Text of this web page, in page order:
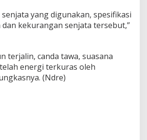
yang digunakan, spesifikasi
kekurangan senjata tersebut,”
terjalin, canda tawa, suasana
energi terkuras oleh
(Ndre)